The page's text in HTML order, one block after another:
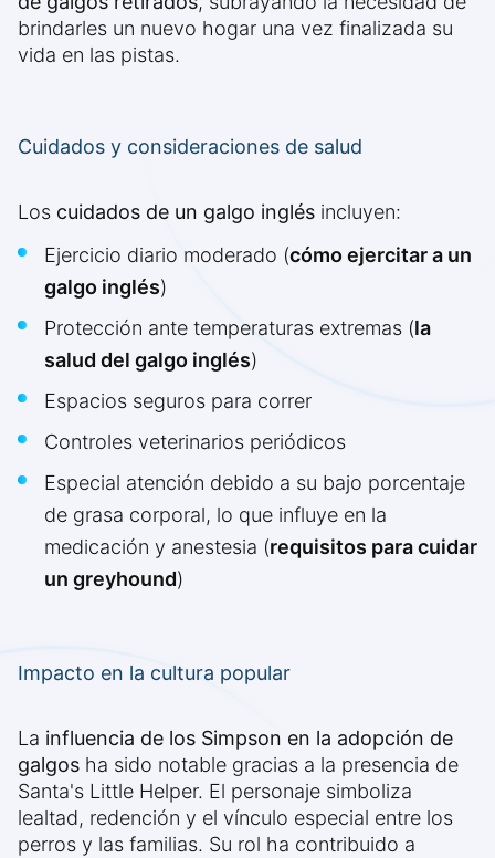
brindarles un nuevo hogar una vez finalizada su
vida en las pistas.
Cuidados y consideraciones de salud
Los cuidados de un galgo inglés incluyen:
Ejercicio diario moderado (cómo ejercitar a un
galgo inglés)
Protección ante temperaturas extremas (la
salud del galgo inglés)
Espacios seguros para correr
Controles veterinarios periódicos
Especial atención debido a su bajo porcentaje
de grasa corporal, lo que influye en la
medicación y anestesia (requisitos para cuidar
un greyhound)
Impacto en la cultura popular
La influencia de los Simpson en la adopción de
galgos ha sido notable gracias a la presencia de
Santa's Little Helper. El personaje simboliza
lealtad, redención y el vínculo especial entre los
perros y las familias. Su rol ha contribuido a